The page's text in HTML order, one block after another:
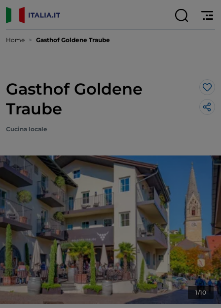
Home Gasthof Goldene Traube
Gasthof Goldene
Traube
Cucina locale
1/10